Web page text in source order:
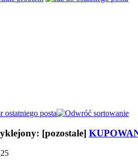
ostatniego posta
[pozostale]